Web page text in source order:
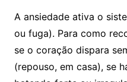
A ansiedade ativa o
ou fuga). Para como
se o coração dispara
(repouso, em casa), se